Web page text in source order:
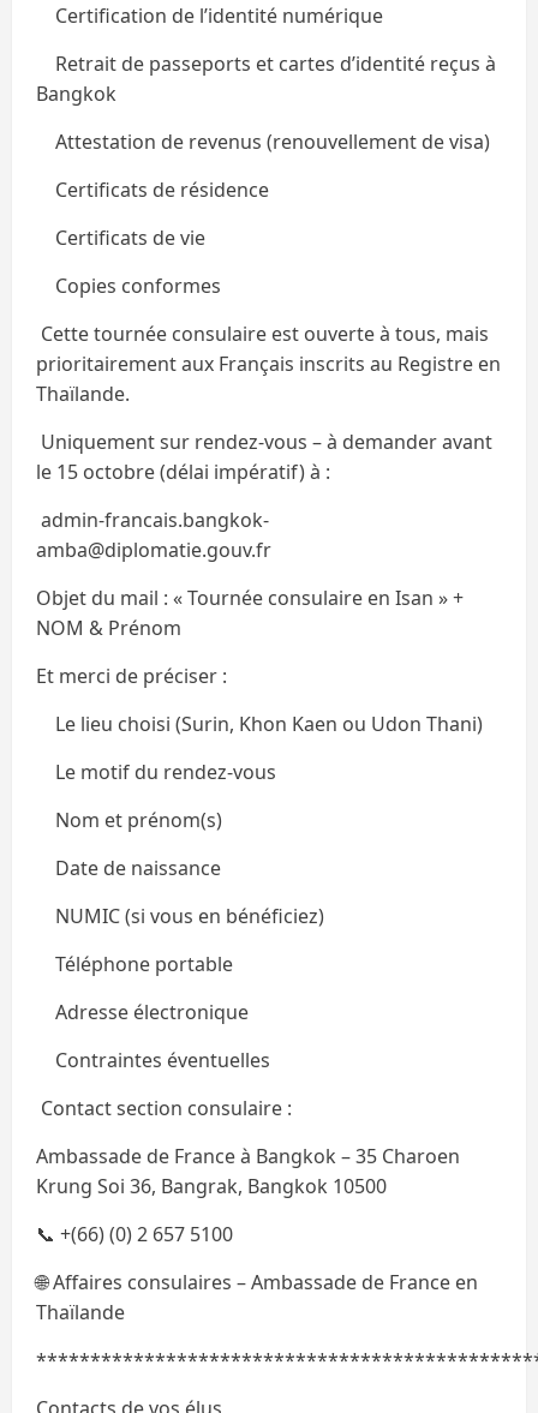
Certification de l’identité numérique
Retrait de passeports et cartes d’identité reçus à
Bangkok
Attestation de revenus (renouvellement de visa)
Certificats de résidence
Certificats de vie
Copies conformes
Cette tournée consulaire est ouverte à tous, mais
prioritairement aux Français inscrits au Registre en
Thaïlande.
Uniquement sur rendez-vous – à demander avant
le 15 octobre (délai impératif) à :
admin-francais.bangkok-
amba@diplomatie.gouv.fr
Objet du mail : « Tournée consulaire en Isan » +
NOM & Prénom
Et merci de préciser :
Le lieu choisi (Surin, Khon Kaen ou Udon Thani)
Le motif du rendez-vous
Nom et prénom(s)
Date de naissance
NUMIC (si vous en bénéficiez)
Téléphone portable
Adresse électronique
Contraintes éventuelles
Contact section consulaire :
Ambassade de France à Bangkok – 35 Charoen
Krung Soi 36, Bangrak, Bangkok 10500
📞 +(66) (0) 2 657 5100
🌐 Affaires consulaires – Ambassade de France en
Thaïlande